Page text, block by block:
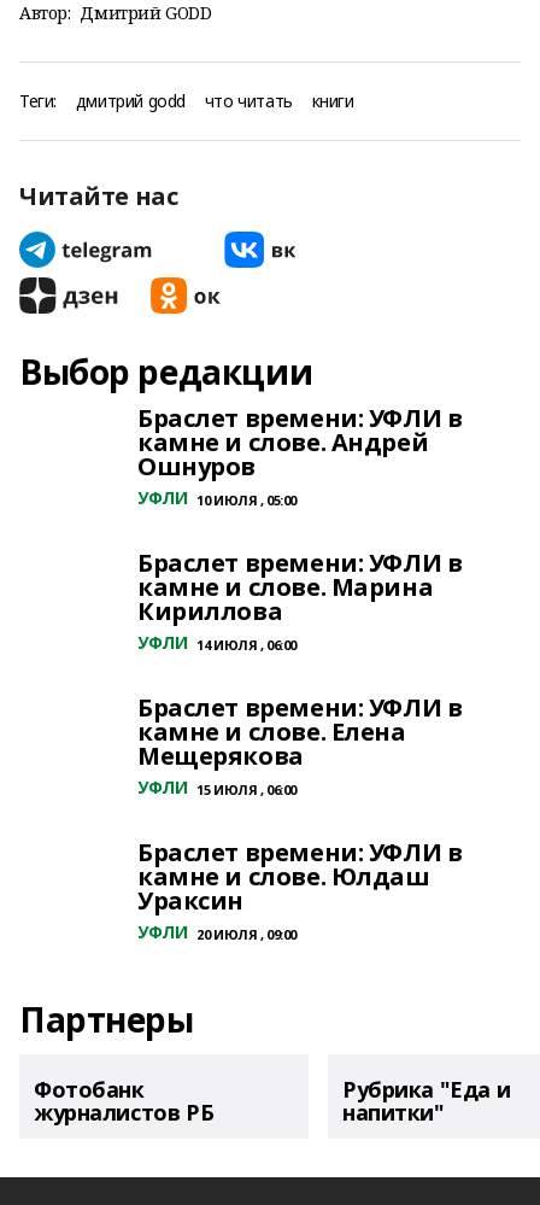
Автор: Дмитрий GODD
Теги: дмитрий godd что читать книги
Читайте нас
Выбор редакции
Браслет времени: УФЛИ в
камне и слове. Андрей
Ошнуров
УФЛИ 10 ИЮЛЯ , 05:00
Браслет времени: УФЛИ в
камне и слове. Марина
Кириллова
УФЛИ 14 ИЮЛЯ , 06:00
Браслет времени: УФЛИ в
камне и слове. Елена
Мещерякова
УФЛИ 15 ИЮЛЯ , 06:00
Браслет времени: УФЛИ в
камне и слове. Юлдаш
Ураксин
УФЛИ 20 ИЮЛЯ , 09:00
Партнеры
Фотобанк
журналистов РБ
Рубрика "Еда и
напитки"